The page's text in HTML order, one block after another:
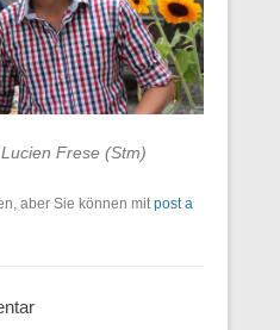
Frese (Stm)
aber Sie können mitpost a